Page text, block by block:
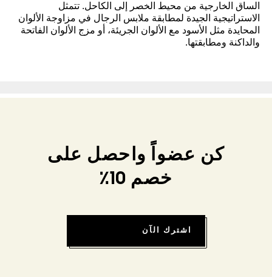
الساق الخارجية من محيط الخصر إلى الكاحل. تتمثل
الاستراتيجية الجيدة لمطابقة ملابس الرجال في مزاوجة الألوان
المحايدة مثل الأسود مع الألوان الجريئة، أو مزج الألوان الفاتحة
والداكنة ومطابقتها.
كن عضواً واحصل على
خصم 10٪
اشترك الآن